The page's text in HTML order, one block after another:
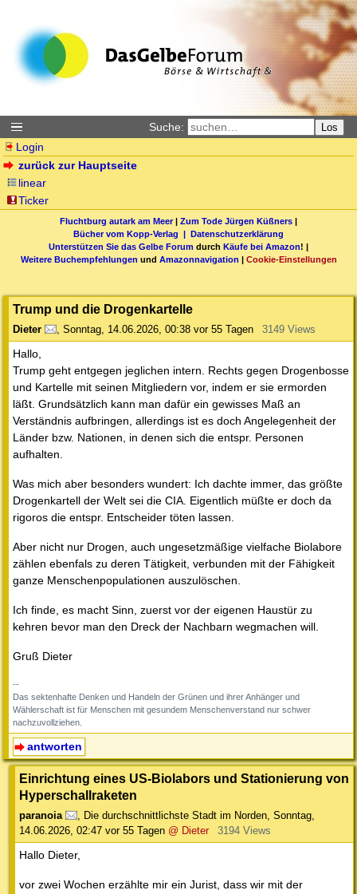
Suche: Los
Login
zurück zur Hauptseite
linear
Ticker
Fluchtburg autark am Meer| Zum Tode Jürgen Küßners |
Bücher vom Kopp-Verlag | Datenschutzerklärung
Unterstützen Sie das Gelbe Forum durch Käufe bei Amazon! |
Weitere Buchempfehlungen und Amazonnavigation | Cookie-Einstellungen
Trump und die Drogenkartelle
Dieter , Sonntag, 14.06.2026, 00:38 vor 55 Tagen 3149 Views
Hallo,
Trump geht entgegen jeglichen intern. Rechts gegen Drogenbosse
und Kartelle mit seinen Mitgliedern vor, indem er sie ermorden
läßt. Grundsätzlich kann man dafür ein gewisses Maß an
Verständnis aufbringen, allerdings ist es doch Angelegenheit der
Länder bzw. Nationen, in denen sich die entspr. Personen
aufhalten.
Was mich aber besonders wundert: Ich dachte immer, das größte
Drogenkartell der Welt sei die CIA. Eigentlich müßte er doch da
rigoros die entspr. Entscheider töten lassen.
Aber nicht nur Drogen, auch ungesetzmäßige vielfache Biolabore
zählen ebenfals zu deren Tätigkeit, verbunden mit der Fähigkeit
ganze Menschenpopulationen auszulöschen.
Ich finde, es macht Sinn, zuerst vor der eigenen Haustür zu
kehren bevor man den Dreck der Nachbarn wegmachen will.
Gruß Dieter
--
Das sektenhafte Denken und Handeln der Grünen und ihrer Anhänger und
Wählerschaft ist für Menschen mit gesundem Menschenverstand nur schwer
nachzuvollziehen.
antworten
Einrichtung eines US-Biolabors und Stationierung von
Hyperschallraketen
paranoia , Die durchschnittlichste Stadt im Norden, Sonntag,
14.06.2026, 02:47 vor 55 Tagen @ Dieter 3194 Views
Hallo Dieter,
vor zwei Wochen erzählte mir ein Jurist, dass wir mit der